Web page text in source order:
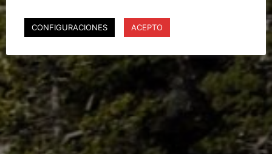
CONFIGURACIONES ACEPTO